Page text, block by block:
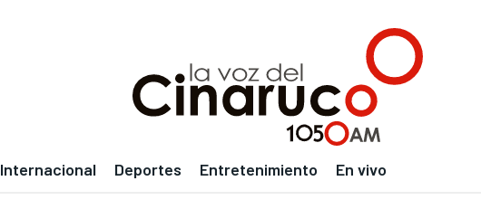
Internacional Deportes Entretenimiento En vivo